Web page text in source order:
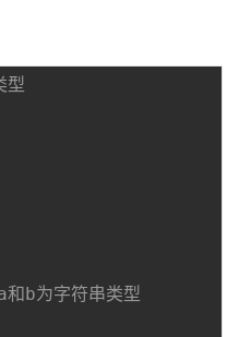
型
和b为字符串类型